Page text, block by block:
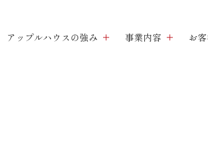
アップルハウスの強み 事業内容 お